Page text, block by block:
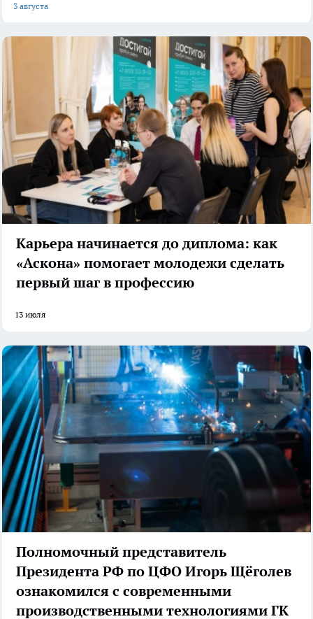
3 августа
Карьера начинается до диплома: как
«Аскона» помогает молодежи сделать
первый шаг в профессию
13 июля
Полномочный представитель
Президента РФ по ЦФО Игорь Щёголев
ознакомился с современными
производственными технологиями ГК